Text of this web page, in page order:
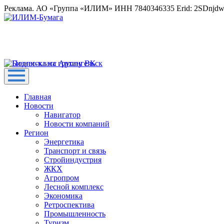
Реклама. АО «Группа «ИЛИМ» ИНН 7840346335 Erid:
Главная
Новости
Навигатор
Новости компаний
Регион
Энергетика
Транспорт и связь
Стройиндустрия
ЖКХ
Агропром
Лесной комплекс
Экономика
Ретроспектива
Промышленность